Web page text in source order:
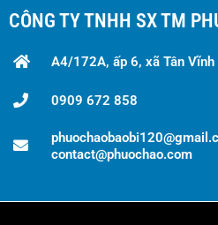
CÔNG TY TNHH SX TM
A4/172A, ấp 6, xã Tân Vĩnh
0909 672 858
contact@phuochao.com